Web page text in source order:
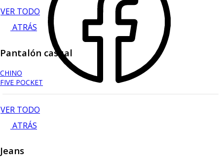
VER TODO
ATRÁS
Pantalón casual
CHINO
FIVE POCKET
VER TODO
ATRÁS
Jeans